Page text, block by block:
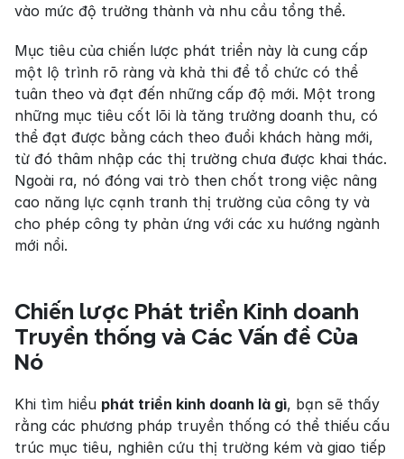
vào mức độ trưởng thành và nhu cầu tổng thể.
Mục tiêu của chiến lược phát triển này là cung cấp
một lộ trình rõ ràng và khả thi để tổ chức có thể
tuân theo và đạt đến những cấp độ mới. Một trong
những mục tiêu cốt lõi là tăng trưởng doanh thu, có
thể đạt được bằng cách theo đuổi khách hàng mới,
từ đó thâm nhập các thị trường chưa được khai thác.
Ngoài ra, nó đóng vai trò then chốt trong việc nâng
cao năng lực cạnh tranh thị trường của công ty và
cho phép công ty phản ứng với các xu hướng ngành
mới nổi.
Chiến lược Phát triển Kinh doanh
Truyền thống và Các Vấn đề Của
Nó
Khi tìm hiểu phát triển kinh doanh là gì, bạn sẽ thấy
rằng các phương pháp truyền thống có thể thiếu cấu
trúc mục tiêu, nghiên cứu thị trường kém và giao tiếp